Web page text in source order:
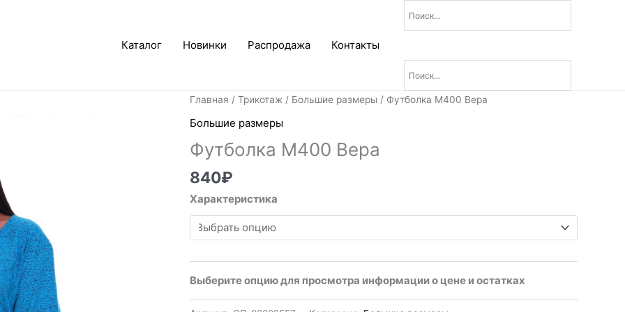
Каталог Новинки Распродажа Контакты
Главная /Трикотаж / Большие размеры / Футболка М400 Вера
Большие размеры
Футболка М400 Вера
840₽
Характеристика
Выберите опцию для просмотра информации о цене и остатках